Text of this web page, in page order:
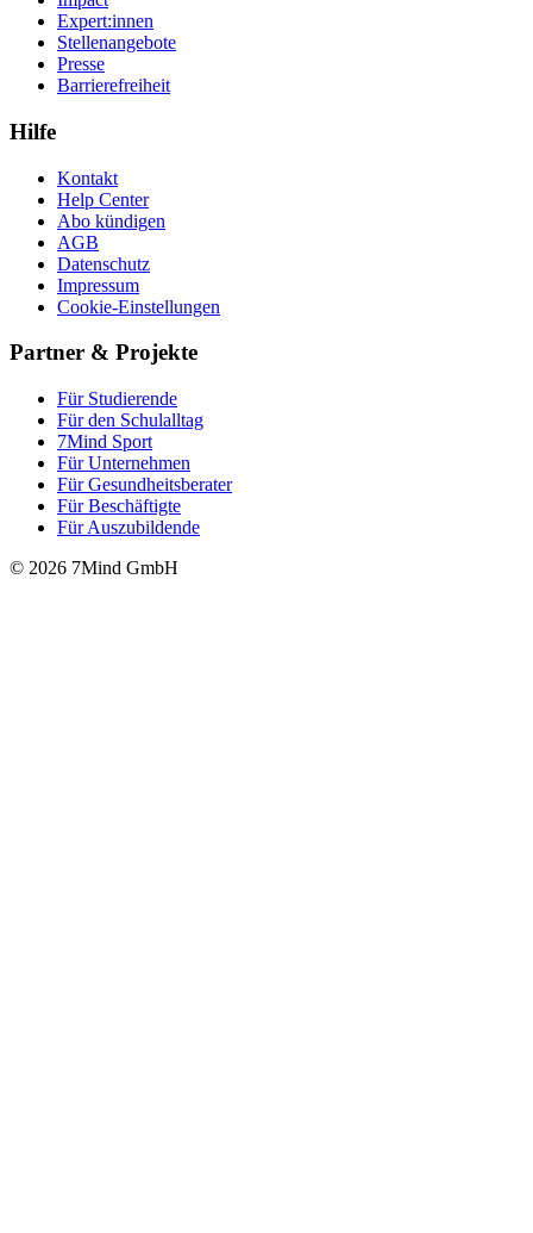
Expert:innen
Stellenangebote
Presse
Barrierefreiheit
Hilfe
Kontakt
Help Center
Abo kündigen
AGB
Datenschutz
Impressum
Cookie-Einstellungen
Partner & Projekte
Für Stu­die­rende
Für den Schulalltag
7Mind Sport
Für Unter­neh­men
Für Gesund­heits­be­ra­ter
Für Beschäftigte
Für Auszubildende
© 2026 7Mind GmbH